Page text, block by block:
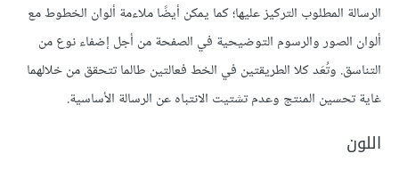
الرسالة المطلوب التركيز عليها؛ كما يمكن أيضًا ملاءمة ألوان الخطوط مع
ألوان الصور والرسوم التوضيحية في الصفحة من أجل إضفاء نوع من
التناسق. وتُعَد كلا الطريقتين في الخط فعالتين طالما تتحقق من خلالهما
غاية تحسين المنتج وعدم تشتيت الانتباه عن الرسالة الأساسية.
اللون